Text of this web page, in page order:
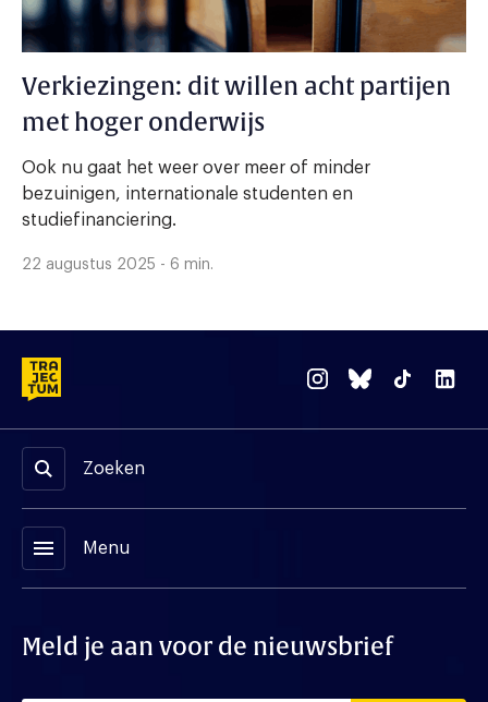
Verkiezingen: dit willen acht partijen
met hoger onderwijs
Ook nu gaat het weer over meer of minder
bezuinigen, internationale studenten en
studiefinanciering.
22 augustus 2025 - 6 min.
Zoeken
menu Menu
Meld je aan voor de nieuwsbrief